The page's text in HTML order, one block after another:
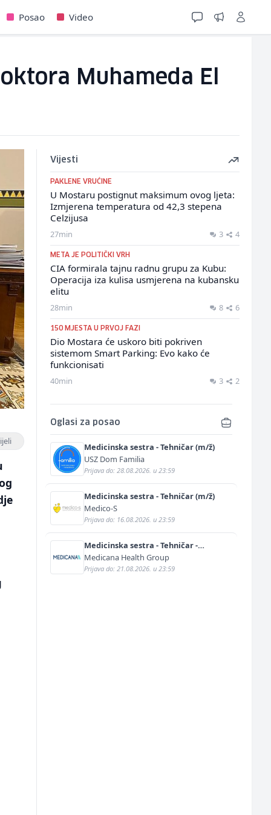
Posao Video
Muhameda El
Vijesti
PAKLENE VRUĆINE
U Mostaru postignut maksimum ovog ljeta:
Izmjerena temperatura od 42,3 stepena
Celzijusa
27min 3 4
META JE POLITIČKI VRH
CIA formirala tajnu radnu grupu za Kubu:
Operacija iza kulisa usmjerena na kubansku
elitu
28min 8 6
150 MJESTA U PRVOJ FAZI
Dio Mostara će uskoro biti pokriven
sistemom Smart Parking: Evo kako će
funkcionisati
40min 3 2
Oglasi za posao
Medicinska sestra - Tehničar (m/ž)
USZ Dom Familia
Prijava do: 28.08.2026. u 23:59
Medicinska sestra - Tehničar (m/ž)
Medico-S
Prijava do: 16.08.2026. u 23:59
Medicinska sestra - Tehničar -
Anestetičar (m/ž)
Medicana Health Group
Prijava do: 21.08.2026. u 23:59